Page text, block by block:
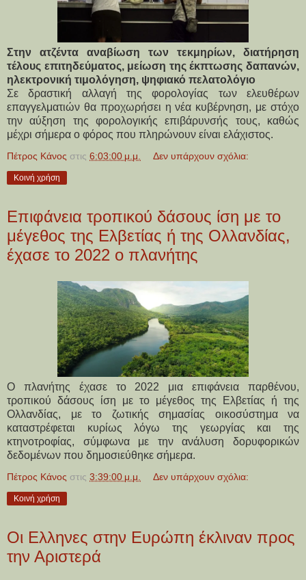
Στην ατζέντα αναβίωση των τεκμηρίων, διατήρηση
τέλους επιτηδεύματος, μείωση της έκπτωσης δαπανών,
ηλεκτρονική τιμολόγηση, ψηφιακό πελατολόγιο
Σε δραστική αλλαγή της φορολογίας των ελευθέρων
επαγγελματιών θα προχωρήσει η νέα κυβέρνηση, με στόχο
την αύξηση της φορολογικής επιβάρυνσής τους, καθώς
μέχρι σήμερα ο φόρος που πληρώνουν είναι ελάχιστος.
Πέτρος Κάνος στις 6:03:00 μ.μ. Δεν υπάρχουν σχόλια:
Κοινή χρήση
Επιφάνεια τροπικού δάσους ίση με το
μέγεθος της Ελβετίας ή της Ολλανδίας,
έχασε το 2022 ο πλανήτης
Ο πλανήτης έχασε το 2022 μια επιφάνεια παρθένου,
τροπικού δάσους ίση με το μέγεθος της Ελβετίας ή της
Ολλανδίας, με το ζωτικής σημασίας οικοσύστημα να
καταστρέφεται κυρίως λόγω της γεωργίας και της
κτηνοτροφίας, σύμφωνα με την ανάλυση δορυφορικών
δεδομένων που δημοσιεύθηκε σήμερα.
Πέτρος Κάνος στις 3:39:00 μ.μ. Δεν υπάρχουν σχόλια:
Κοινή χρήση
Οι Ελληνες στην Ευρώπη έκλιναν προς
την Αριστερά